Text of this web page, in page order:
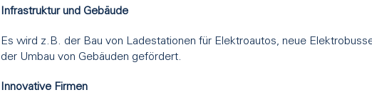
Infrastruktur und Gebäude
Es wird z.B. der Bau von Ladestationen für Elektroautos, neue
der Umbau von Gebäuden gefördert.
Innovative Firmen